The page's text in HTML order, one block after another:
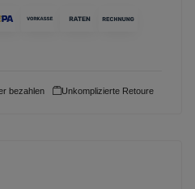
bezahlen Unkomplizierte Retoure